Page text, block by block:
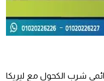
شرب الكحول مع ليريكا